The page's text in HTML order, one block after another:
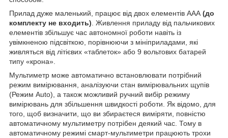
Прилад дуже маленький, працює від двох елементів AAA(до
комплекту не входить). Живлення приладу від пальчикових
елементів збільшує час автономної роботи навіть із
увімкненою підсвіткою, порівнюючи з мініприладами, які
живляться від літієвих «таблеток» або 9 вольтових батарей
типу «крона».
Мультиметр може автоматично встановлювати потрібний
режим вимірювання, аналізуючи стан вимірювальних щупів
(Режим Auto), а також можливий ручний вибір режиму
вимірювань для збільшення швидкості роботи. Як відомо, для
того, щоб визначити, що ви збираєтеся виміряти, повністю
автоматичному мультиметру потрібен деякий час. Тому в
автоматичному режимі смарт-мультиметри працюють трохи